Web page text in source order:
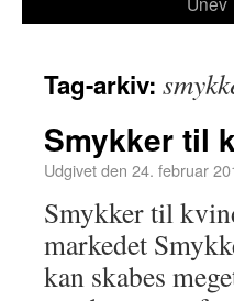
Tag-arkiv:
Smykker til
Udgivet den 24. februar
Smykker til
markedet
kan skabes